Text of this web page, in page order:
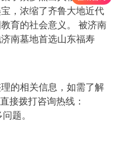
，浓缩了齐鲁大地近代
育的社会意义。 被济南
南墓地首选山东福寿
的相关信息，如需了解
接拨打咨询热线：
题。